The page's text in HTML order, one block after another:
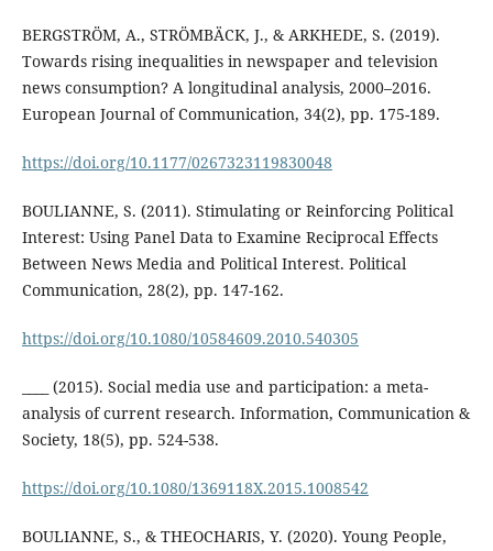
BERGSTRÖM, A., STRÖMBÄCK, J., & ARKHEDE, S. (2019).
Towards rising inequalities in newspaper and television
news consumption? A longitudinal analysis, 2000–2016.
European Journal of Communication, 34(2), pp. 175-189.
https://doi.org/10.1177/0267323119830048
BOULIANNE, S. (2011). Stimulating or Reinforcing Political
Interest: Using Panel Data to Examine Reciprocal Effects
Between News Media and Political Interest. Political
Communication, 28(2), pp. 147-162.
https://doi.org/10.1080/10584609.2010.540305
____ (2015). Social media use and participation: a meta-
analysis of current research. Information, Communication &
Society, 18(5), pp. 524-538.
https://doi.org/10.1080/1369118X.2015.1008542
BOULIANNE, S., & THEOCHARIS, Y. (2020). Young People,